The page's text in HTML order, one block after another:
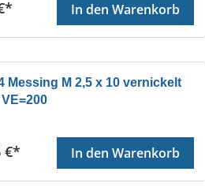
Preis:In den Warenkorb
Messing M 2,5 x 10 vernickelt
Preis:
€* In den Warenkorb